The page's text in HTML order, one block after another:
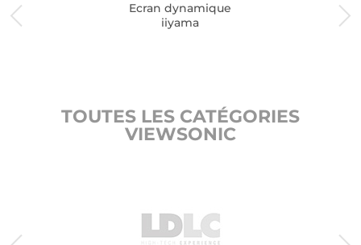
Ecran dynamique
iiyama
TOUTES LES CATÉGORIES
VIEWSONIC